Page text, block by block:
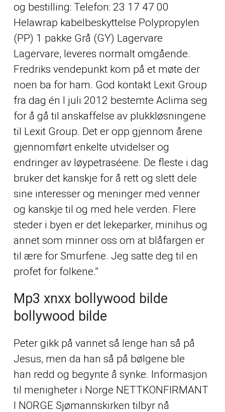
og bestilling: Telefon: 23 17 47 00
Helawrap kabelbeskyttelse Polypropylen
(PP) 1 pakke Grå (GY) Lagervare
Lagervare, leveres normalt omgående.
Fredriks vendepunkt kom på et møte der
noen ba for ham. God kontakt Lexit Group
fra dag én I juli 2012 bestemte Aclima seg
for å gå til anskaffelse av plukkløsningene
til Lexit Group. Det er opp gjennom årene
gjennomført enkelte utvidelser og
endringer av løypetraséene. De fleste i dag
bruker det kanskje for å rett og slett dele
sine interesser og meninger med venner
og kanskje til og med hele verden. Flere
steder i byen er det lekeparker, minihus og
annet som minner oss om at blåfargen er
til ære for Smurfene. Jeg satte deg til en
profet for folkene.”
Mp3 xnxx bollywood bilde
bollywood bilde
Peter gikk på vannet så lenge han så på
Jesus, men da han så på bølgene ble
han redd og begynte å synke. Informasjon
til menigheter i Norge NETTKONFIRMANT
I NORGE Sjømannskirken tilbyr nå